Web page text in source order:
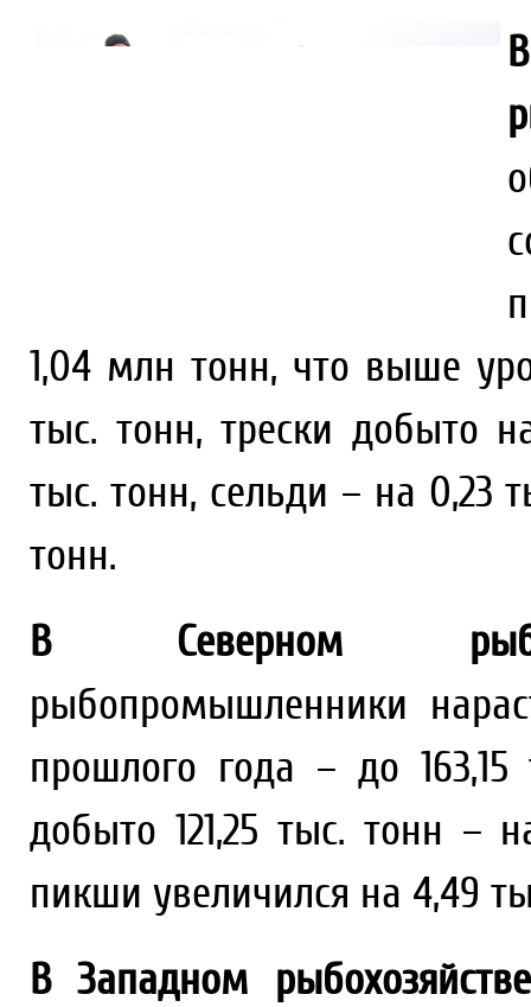
1,04 млн тонн, что выше
тыс. тонн, трески добыто
тыс. тонн, сельди – на 0,23
тонн.
В Северном
рыбопромышленники
прошлого года – до
добыто 121,25 тыс. тонн –
пикши увеличился на 4,49
В Западном